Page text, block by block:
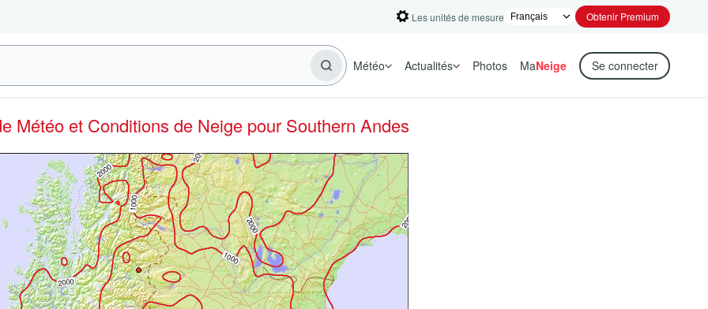
Les unités de mesure Obtenir Premium
Météo Actualités Photos MaNeige Se connecter
Météo et Conditions de Neige pour Southern Andes